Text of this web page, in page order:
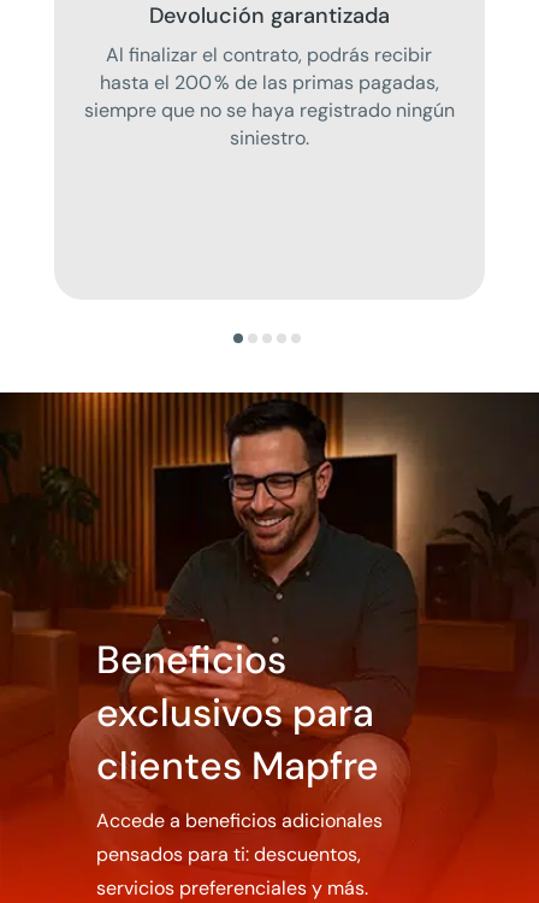
Devolución garantizada
Al finalizar el contrato, podrás recibir
hasta el 200 % de las primas pagadas,
siempre que no se haya registrado ningún
siniestro.
Beneficios
exclusivos para
clientes Mapfre
Accede a beneficios adicionales
pensados para ti: descuentos,
servicios preferenciales y más.